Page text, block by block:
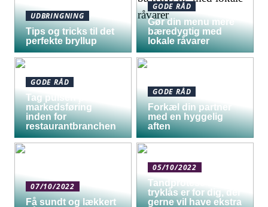
UDBRINGNING
Tips og tricks til det
perfekte bryllup
GODE RÅD
Gør din menu mere
bæredygtig med
lokale råvarer
GODE RÅD
Tag pulsen på digital
markedsføring
inden for
restaurantbranchen
GODE RÅD
Forkæl din partner
med en hyggelig
aften
07/10/2022
Få sundt og lækkert
05/10/2022
Tandprotese med
tryklås er for dig, der
gerne vil have ekstra